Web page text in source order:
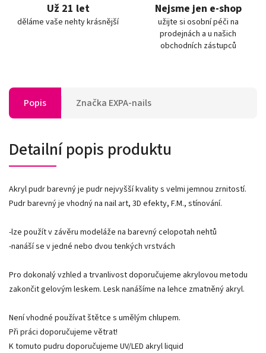
Už 21 let
děláme vaše nehty krásnější
Nejsme jen e-shop
užijte si osobní péči na
prodejnách a u našich
obchodních zástupců
Popis Značka EXPA-nails
Detailní popis produktu
Akryl pudr barevný je pudr nejvyšší kvality s velmi jemnou zrnitostí.
Pudr barevný je vhodný na nail art, 3D efekty, F.M., stínování.
-lze použít v závěru modeláže na barevný celopotah nehtů
-nanáší se v jedné nebo dvou tenkých vrstvách
Pro dokonalý vzhled a trvanlivost doporučujeme akrylovou metodu
zakončit gelovým leskem. Lesk nanášíme na lehce zmatněný akryl.
Není vhodné používat štětce s umělým chlupem.
Při práci doporučujeme větrat!
K tomuto pudru doporučujeme UV/LED akryl liquid